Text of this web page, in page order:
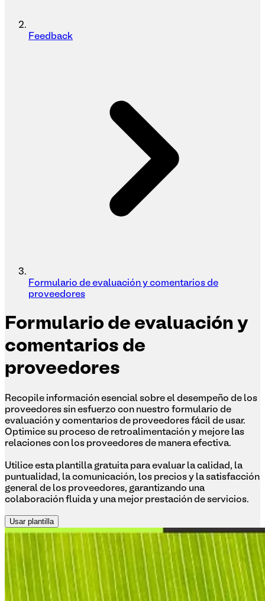
Feedback
Formulario de evaluación y comentarios de
proveedores
Formulario de evaluación y
comentarios de
proveedores
Recopile información esencial sobre el desempeño de los
proveedores sin esfuerzo con nuestro formulario de
evaluación y comentarios de proveedores fácil de usar.
Optimice su proceso de retroalimentación y mejore las
relaciones con los proveedores de manera efectiva.
Utilice esta plantilla gratuita para evaluar la calidad, la
puntualidad, la comunicación, los precios y la satisfacción
general de los proveedores, garantizando una
colaboración fluida y una mejor prestación de servicios.
Usar plantilla